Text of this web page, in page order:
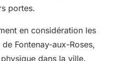
portes.
en considération les
Fontenay-aux-Roses,
dans la ville.